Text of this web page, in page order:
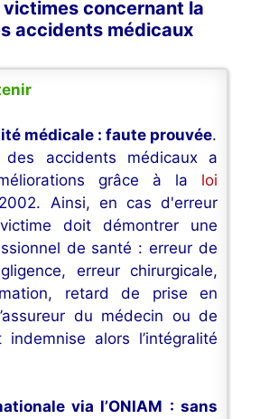
concernant la
accidents médicaux
médicale : faute prouvée.
des accidents médicaux a
grâce à la loi
Ainsi, en cas d'erreur
doit démontrer une
de santé : erreur de
erreur chirurgicale,
retard de prise en
du médecin ou de
indemnise alors l’intégralité
via l’ONIAM : sans